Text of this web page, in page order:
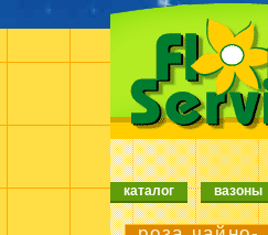
каталог вазоны